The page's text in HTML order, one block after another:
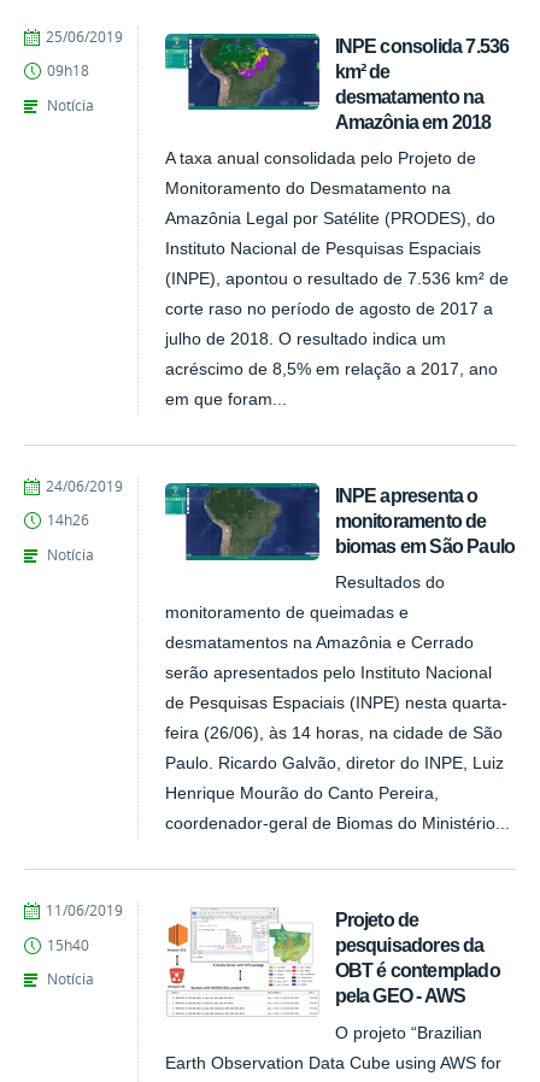
INPE consolida 7.536
km² de
desmatamento na
Amazônia em 2018
A taxa anual consolidada pelo Projeto de
Monitoramento do Desmatamento na
Amazônia Legal por Satélite (PRODES), do
Instituto Nacional de Pesquisas Espaciais
(INPE), apontou o resultado de 7.536 km² de
corte raso no período de agosto de 2017 a
julho de 2018. O resultado indica um
acréscimo de 8,5% em relação a 2017, ano
em que foram...
publicado
25/06/2019
09h18
Notícia
INPE apresenta o
monitoramento de
biomas em São Paulo
Resultados do
monitoramento de queimadas e
desmatamentos na Amazônia e Cerrado
serão apresentados pelo Instituto Nacional
de Pesquisas Espaciais (INPE) nesta quarta-
feira (26/06), às 14 horas, na cidade de São
Paulo. Ricardo Galvão, diretor do INPE, Luiz
Henrique Mourão do Canto Pereira,
coordenador-geral de Biomas do Ministério...
publicado
24/06/2019
14h26
Notícia
Projeto de
pesquisadores da
OBT é contemplado
pela GEO - AWS
O projeto “Brazilian
Earth Observation Data Cube using AWS for
publicado
11/06/2019
15h40
Notícia